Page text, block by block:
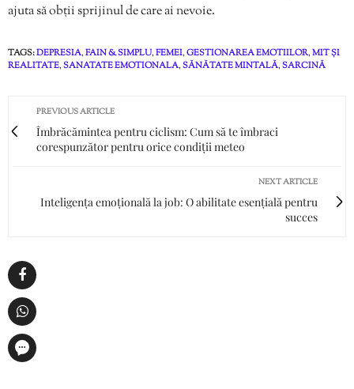
ajuta să obții sprijinul de care ai nevoie.
TAGS:DEPRESIA,FAIN & SIMPLU,FEMEI,GESTIONAREA EMOTIILOR,MIT ȘI
REALITATE,SANATATE EMOTIONALA,SĂNĂTATE MINTALĂ,SARCINĂ
PREVIOUS ARTICLE
Îmbrăcămintea pentru ciclism: Cum să te îmbraci
corespunzător pentru orice condiții meteo
NEXT ARTICLE
Inteligența emoțională la job: O abilitate esențială pentru
succes